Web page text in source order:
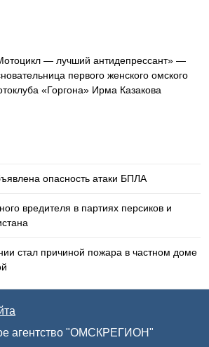
— лучший антидепрессант» —
первого женского омского
«Горгона» Ирма Казакова
опасность атаки БПЛА
вредителя в партиях персиков и
стал причиной пожара в частном доме
агентство "ОМСКРЕГИОН"